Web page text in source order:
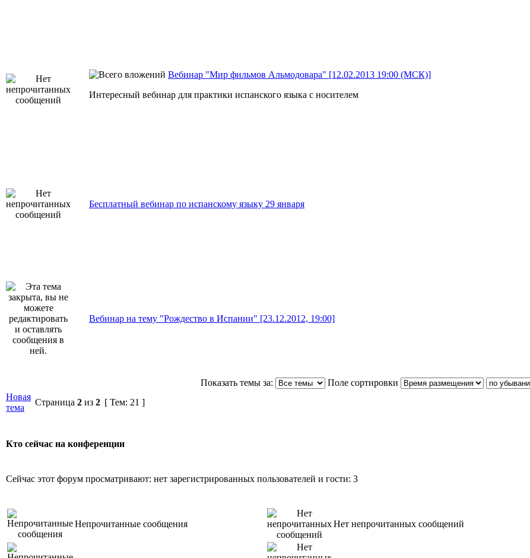
Вебинар "Мир фильмов Альмодовара" [12.02.2013 19:00 (МСК)]
Интересный вебинар для практики испанского языка с носителем
Бесплатный вебинар по испанскому языку 29 января
Вебинар на тему "Рождество в Испании" [23.12.2012, 19:00]
Показать темы за:
Поле сортировки
Новая
тема
Страница 2 из 2 [ Тем: 21 ]
Кто сейчас на конференции
Сейчас этот форум просматривают: нет зарегистрированных пользователей и гости: 3
Непрочитанные сообщения Нет непрочитанных сообщений